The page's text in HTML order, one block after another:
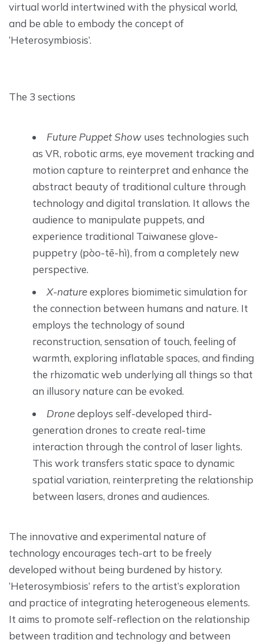
virtual world intertwined with the physical world,
and be able to embody the concept of
‘Heterosymbiosis’.
The 3 sections
Future Puppet Show uses technologies such
as VR, robotic arms, eye movement tracking and
motion capture to reinterpret and enhance the
abstract beauty of traditional culture through
technology and digital translation. It allows the
audience to manipulate puppets, and
experience traditional Taiwanese glove-
puppetry (pòo-tē-hì), from a completely new
perspective.
X-natureexplores biomimetic simulation for
the connection between humans and nature. It
employs the technology of sound
reconstruction, sensation of touch, feeling of
warmth, exploring inflatable spaces, and finding
the rhizomatic web underlying all things so that
an illusory nature can be evoked.
Dronedeploys self-developed third-
generation drones to create real-time
interaction through the control of laser lights.
This work transfers static space to dynamic
spatial variation, reinterpreting the relationship
between lasers, drones and audiences.
The innovative and experimental nature of
technology encourages tech-art to be freely
developed without being burdened by history.
‘Heterosymbiosis’ refers to the artist’s exploration
and practice of integrating heterogeneous elements.
It aims to promote self-reflection on the relationship
between tradition and technology and between